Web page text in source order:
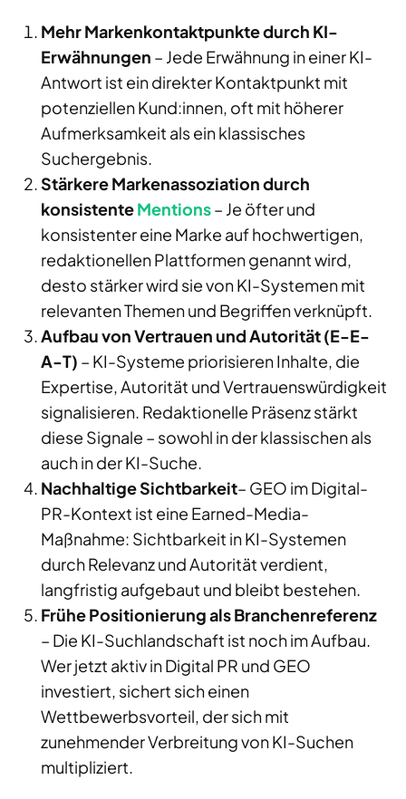
Mehr Markenkontaktpunkte durch KI-
Erwähnungen – Jede Erwähnung in einer KI-
Antwort ist ein direkter Kontaktpunkt mit
potenziellen Kund:innen, oft mit höherer
Aufmerksamkeit als ein klassisches
Suchergebnis.
Stärkere Markenassoziation durch
konsistenteMentions– Je öfter und
konsistenter eine Marke auf hochwertigen,
redaktionellen Plattformen genannt wird,
desto stärker wird sie von KI-Systemen mit
relevanten Themen und Begriffen verknüpft.
Aufbau von Vertrauen und Autorität (E-E-
A-T) – KI-Systeme priorisieren Inhalte, die
Expertise, Autorität und Vertrauenswürdigkeit
signalisieren. Redaktionelle Präsenz stärkt
diese Signale – sowohl in der klassischen als
auch in der KI-Suche.
Nachhaltige Sichtbarkeit– GEO im Digital-
PR-Kontext ist eine Earned-Media-
Maßnahme: Sichtbarkeit in KI-Systemen
durch Relevanz und Autorität verdient,
langfristig aufgebaut und bleibt bestehen.
Frühe Positionierung als Branchenreferenz
– Die KI-Suchlandschaft ist noch im Aufbau.
Wer jetzt aktiv in Digital PR und GEO
investiert, sichert sich einen
Wettbewerbsvorteil, der sich mit
zunehmender Verbreitung von KI-Suchen
multipliziert.